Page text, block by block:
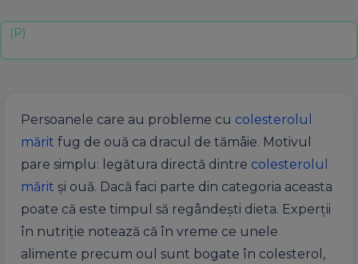
Persoanele care au probleme cu colesterolul
mărit fug de ouă ca dracul de tămâie. Motivul
pare simplu: legătura directă dintre colesterolul
mărit şi ouă. Dacă faci parte din categoria aceasta
poate că este timpul să regândeşti dieta. Experţii
în nutriţie notează că în vreme ce unele
alimente precum oul sunt bogate în colesterol,